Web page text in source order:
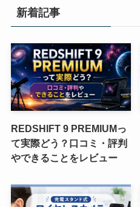
新着記事
REDSHIFT 9 PREMIUMっ
て実際どう？口コミ・評判
やできることをレビュー